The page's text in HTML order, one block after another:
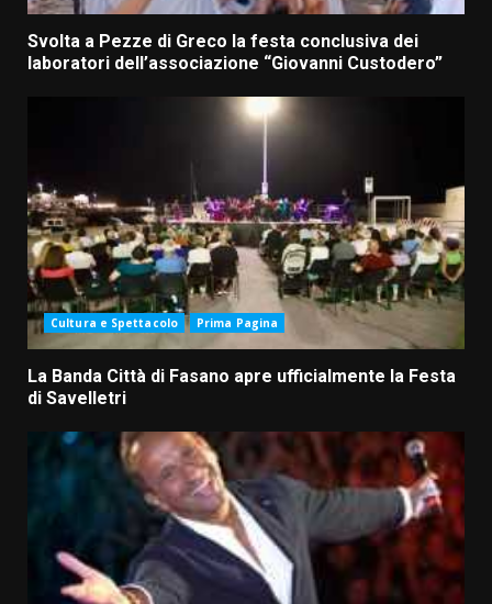
Svolta a Pezze di Greco la festa conclusiva dei
laboratori dell’associazione “Giovanni Custodero”
Cultura e Spettacolo Prima Pagina
La Banda Città di Fasano apre ufficialmente la Festa
di Savelletri